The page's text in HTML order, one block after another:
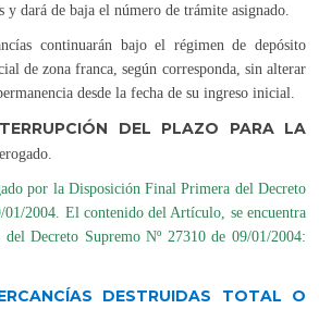
y dará de baja el número de trámite asignado.
continuarán bajo el régimen de depósito
de zona franca, según corresponda, sin alterar
desde la fecha de su ingreso inicial.
DEL PLAZO PARA LA
por la Disposición Final Primera del Decreto
01/2004. El contenido del Artículo, se encuentra
Decreto Supremo Nº 27310 de 09/01/2004:
DESTRUIDAS TOTAL O